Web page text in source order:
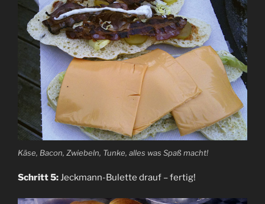
Käse, Bacon, Zwiebeln, Tunke, alles was Spaß macht!
Schritt 5:Jeckmann-Bulette drauf – fertig!